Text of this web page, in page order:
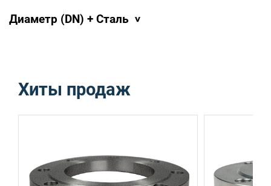
Диаметр (DN) + Сталь
Хиты продаж